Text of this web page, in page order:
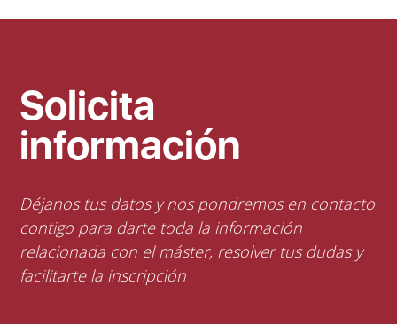
Solicita
información
Déjanos tus datos y nos pondremos en contacto
contigo para darte toda la información
relacionada con el máster, resolver tus dudas y
facilitarte la inscripción